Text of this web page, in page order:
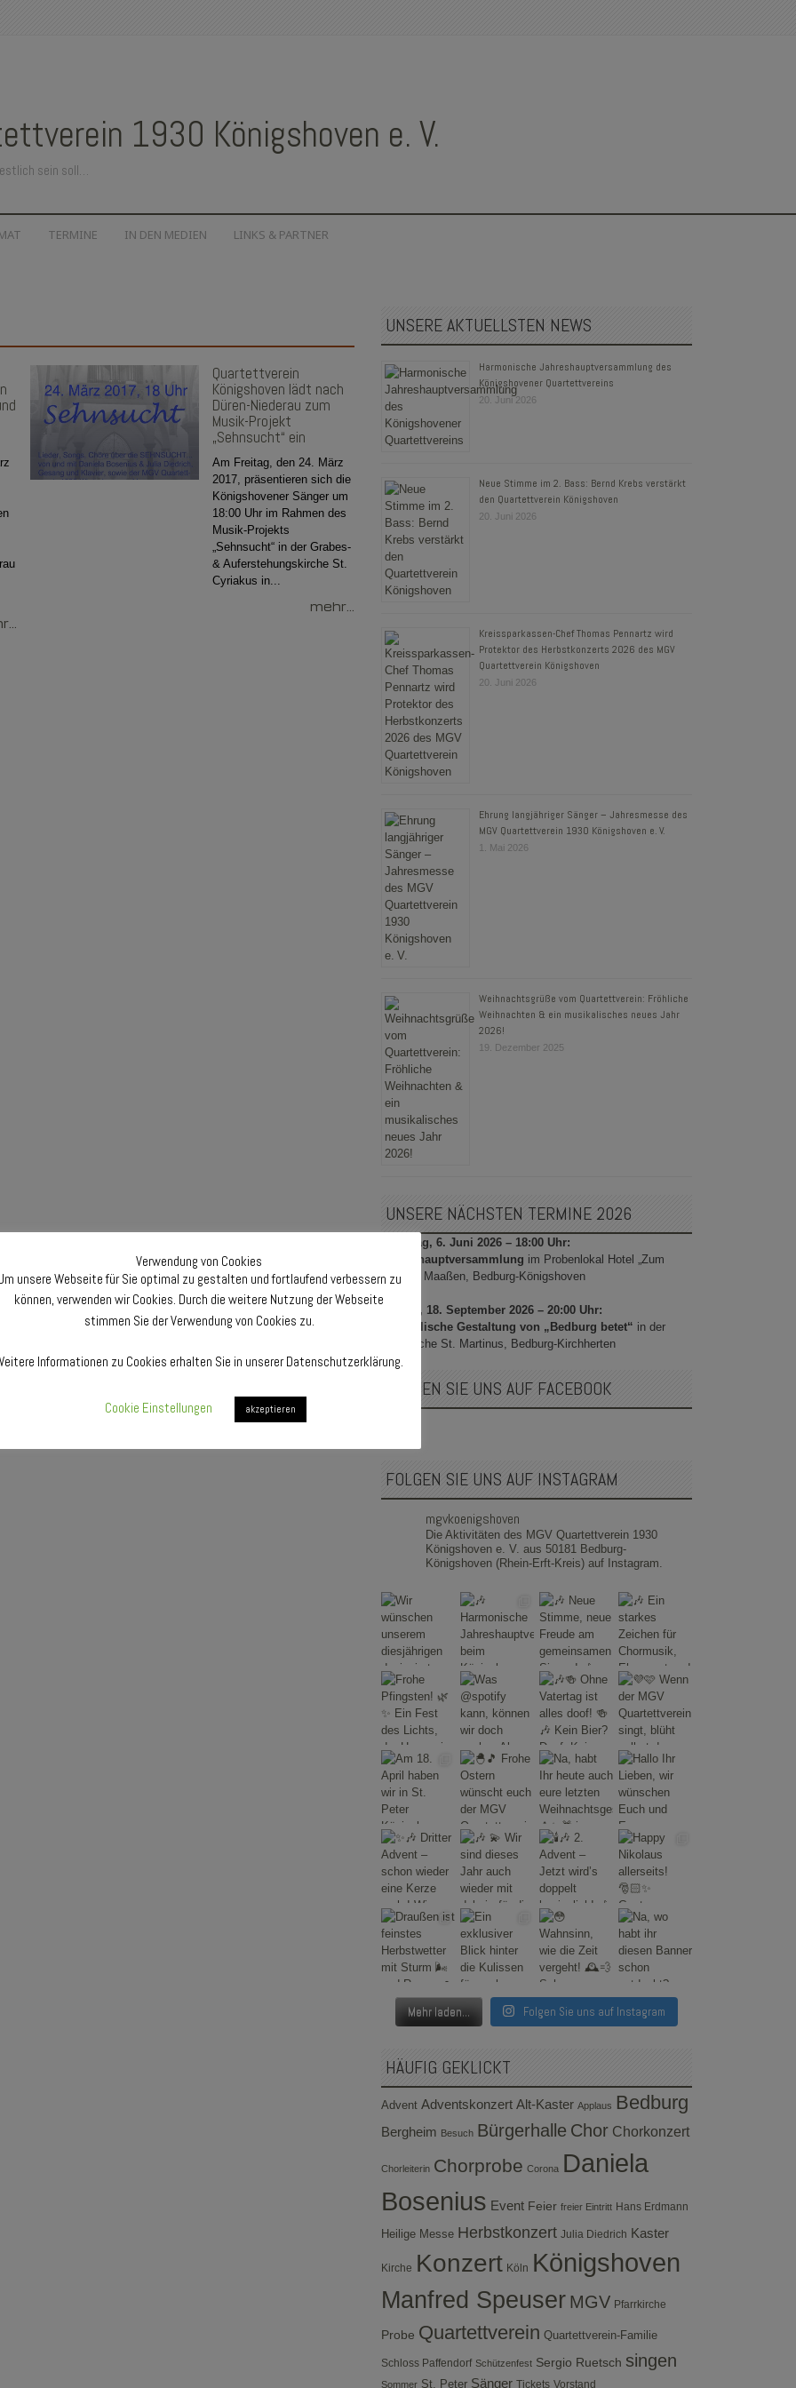
1930 Königshoven e. V.
sein soll…
TERMINE IN DEN MEDIEN LINKS & PARTNER
Quartettverein
Königshoven lädt nach
Düren-Niederau zum
Musik-Projekt
„Sehnsucht“ ein
Am Freitag, den 24. März
2017, präsentieren sich die
Königshovener Sänger um
18:00 Uhr im Rahmen des
Musik-Projekts
„Sehnsucht“ in der Grabes-
& Auferstehungskirche St.
Cyriakus in...
mehr...
UNSERE AKTUELLSTEN NEWS
Harmonische Jahreshauptversammlung des
Königshovener Quartettvereins
20. Juni 2026
Neue Stimme im 2. Bass: Bernd Krebs verstärkt
den Quartettverein Königshoven
20. Juni 2026
Kreissparkassen-Chef Thomas Pennartz wird
Protektor des Herbstkonzerts 2026 des MGV
Quartettverein Königshoven
20. Juni 2026
Ehrung langjähriger Sänger – Jahresmesse des
MGV Quartettverein 1930 Königshoven e. V.
1. Mai 2026
Weihnachtsgrüße vom Quartettverein: Fröhliche
Weihnachten & ein musikalisches neues Jahr
2026!
19. Dezember 2025
UNSERE NÄCHSTEN TERMINE 2026
Samstag, 6. Juni 2026 – 18:00 Uhr:
Jahreshauptversammlung im Probenlokal Hotel „Zum
Casino“ Maaßen, Bedburg-Königshoven
Freitag, 18. September 2026 – 20:00 Uhr:
Musikalische Gestaltung von „Bedburg betet“ in der
Pfarrkirche St. Martinus, Bedburg-Kirchherten
FOLGEN SIE UNS AUF FACEBOOK
FOLGEN SIE UNS AUF INSTAGRAM
mgvkoenigshoven
Die Aktivitäten des MGV Quartettverein 1930
Königshoven e. V. aus 50181 Bedburg-
Königshoven (Rhein-Erft-Kreis) auf Instagram.
Mehr laden... Folgen Sie uns auf Instagram
HÄUFIG GEKLICKT
Advent Adventskonzert Alt-Kaster Applaus Bedburg
Bergheim Besuch Bürgerhalle Chor Chorkonzert
Chorleiterin Chorprobe Corona Daniela
Bosenius Event Feier freier Eintritt Hans Erdmann
Heilige Messe Herbstkonzert Julia Diedrich Kaster
Kirche Konzert Köln Königshoven
Manfred Speuser MGV Pfarrkirche
Probe Quartettverein Quartettverein-Familie
Schloss Paffendorf Schützenfest Sergio Ruetsch singen
Sommer St. Peter Sänger Tickets Vorstand
Verwendung von Cookies
unsere Webseite für Sie optimal zu gestalten und fortlaufend verbessern zu
können, verwenden wir Cookies. Durch die weitere Nutzung der Webseite
stimmen Sie der Verwendung von Cookies zu.
Informationen zu Cookies erhalten Sie in unserer Datenschutzerklärung.
Cookie Einstellungen akzeptieren